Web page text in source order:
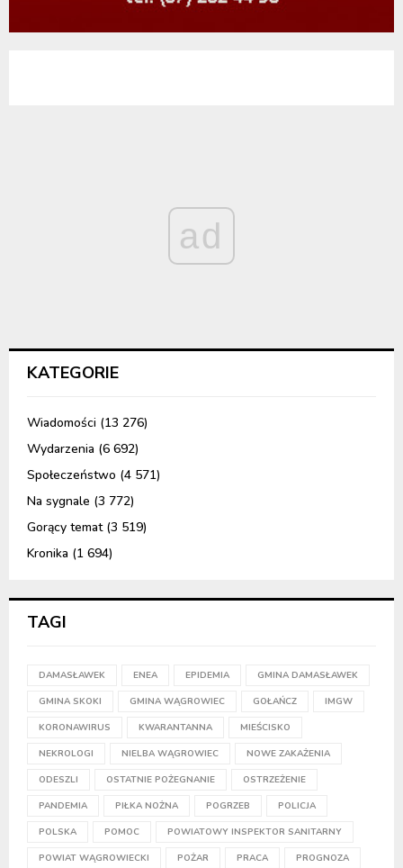
ad
KATEGORIE
Wiadomości (13 276)
Wydarzenia (6 692)
Społeczeństwo (4 571)
Na sygnale (3 772)
Gorący temat(3 519)
Kronika (1 694)
TAGI
DAMASŁAWEK ENEA EPIDEMIA GMINA DAMASŁAWEK
GMINA SKOKI GMINA WĄGROWIEC GOŁAŃCZ IMGW
KORONAWIRUS KWARANTANNA MIEŚCISKO
NEKROLOGI NIELBA WĄGROWIEC NOWE ZAKAŻENIA
ODESZLI OSTATNIE POŻEGNANIE OSTRZEŻENIE
PANDEMIA PIŁKA NOŻNA POGRZEB POLICJA
POLSKA POMOC POWIATOWY INSPEKTOR SANITARNY
POWIAT WĄGROWIECKI POŻAR PRACA PROGNOZA